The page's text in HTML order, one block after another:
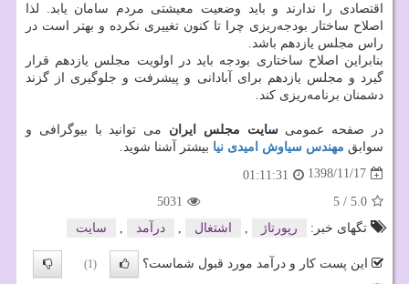
اقتصادی را ندارند و باید وضعیت معیشتی مردم سامان یابد. لذا
اصلاح ساختار بودجه‌ریزی چرا تا کنون تغییری نکرده و بهتر است در
راس مجلس یازدهم باشد.
بنابراین اصلاح ساختاری بودجه باید در اولویت مجلس یازدهم قرار
گیرد و مجلس یازدهم برای آبادانی و پیشرفت و جلوگیری از گزند
دشمنان برنامه‌ریزی کند.
در صفحه عمومیسایت مجلس ایران می توانید با بیوگرافی و
سوابق مهندس سیاوش امیدی نیا بیشتر آشنا شوید.
1398/11/17
01:11:31
5.0
/
5
5031
تگهای خبر:
رپورتاژ اشتغال درآمد سایت
این پست کار و درآمد مورد قبول شماست؟
(1)